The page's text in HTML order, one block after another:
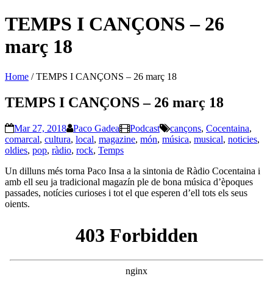
TEMPS I CANÇONS – 26
març 18
Home /TEMPS I CANÇONS – 26 març 18
TEMPS I CANÇONS – 26 març 18
Mar 27, 2018 Paco Gadea Podcast cançons, Cocentaina,
comarcal, cultura, local, magazine, món, música, musical, noticies,
oldies, pop, ràdio, rock, Temps
Un dilluns més torna Paco Insa a la sintonia de Ràdio Cocentaina i
amb ell seu ja tradicional magazín ple de bona música d’èpoques
passades, notícies curioses i tot el que esperen d’ell tots els seus
oients.